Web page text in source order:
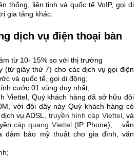
thống, liên tỉnh và quốc tế VoIP, gọi di
gia tăng khác.
dịch vụ điện thoại bàn
từ 10- 15% so với thị trường
(từ giây thứ 7) cho các dịch vụ gọi điện
và quốc tế, gọi di động;
cước 01 vùng duy nhất;
Viettel, Quý khách hàng đã sở hữu đôi
với đôi dây này Quý khách hàng có
vụ ADSL, truyền hình cáp Viettel, và
cáp quang Viettel(IP Phone),… vẫn
đảm bảo mỹ thuật cho gia đình, văn